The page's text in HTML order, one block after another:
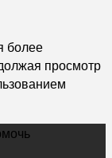
более
просмотр